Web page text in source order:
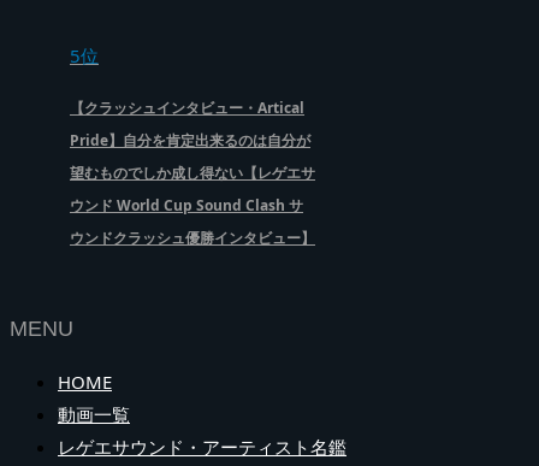
5位
【クラッシュインタビュー・Artical
Pride】自分を肯定出来るのは自分が
望むものでしか成し得ない【レゲエサ
ウンド World Cup Sound Clash サ
ウンドクラッシュ優勝インタビュー】
MENU
HOME
動画一覧
レゲエサウンド・アーティスト名鑑